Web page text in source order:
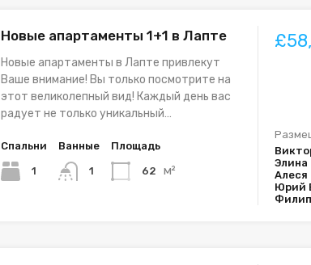
Новые апартаменты 1+1 в Лапте
Новые апартаменты в Лапте привлекут
Ваше внимание! Вы только посмотрите на
этот великолепный вид! Каждый день вас
радует не только уникальный…
Спальни
1
Ванные
1
Площадь
62 м²
Элина
Алеся
Юрий